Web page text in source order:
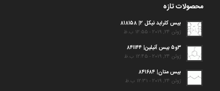
محصولات تازه
بیس کلراید نیکل ۲| ۸۱۸۱۵۸
ژوئن 24, 2019 - 12:55 ب.ظ
۳و۵ بیس آنیلین| ۸۴۱۱۴۴
ژوئن 24, 2019 - 12:45 ب.ظ
بیس متان| ۸۴۱۶۸۴
ژوئن 24, 2019 - 12:31 ب.ظ